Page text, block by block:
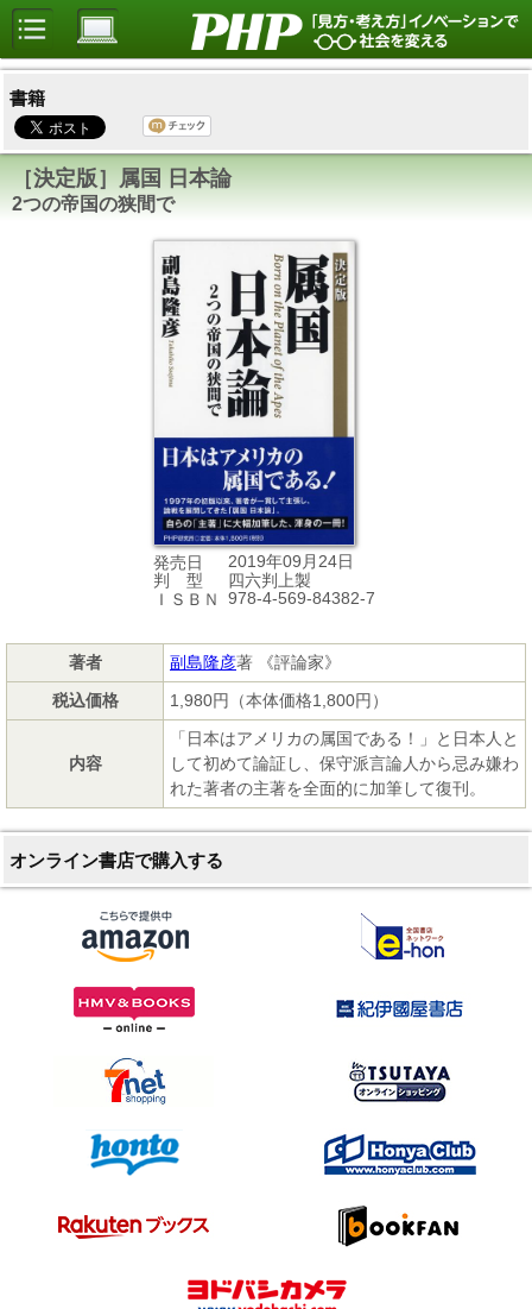
書籍
［決定版］属国 日本論
2つの帝国の狭間で
発売日
2019年09月24日
判 型
四六判上製
ＩＳＢＮ
978-4-569-84382-7
著者 副島隆彦著 《評論家》
税込価格
1,980円（本体価格1,800円）
内容
「日本はアメリカの属国である！」と日本人と
して初めて論証し、保守派言論人から忌み嫌わ
れた著者の主著を全面的に加筆して復刊。
オンライン書店で購入する